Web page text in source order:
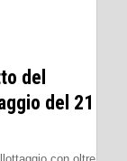
del
del 21